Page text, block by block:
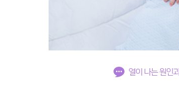
열이 나는 원인